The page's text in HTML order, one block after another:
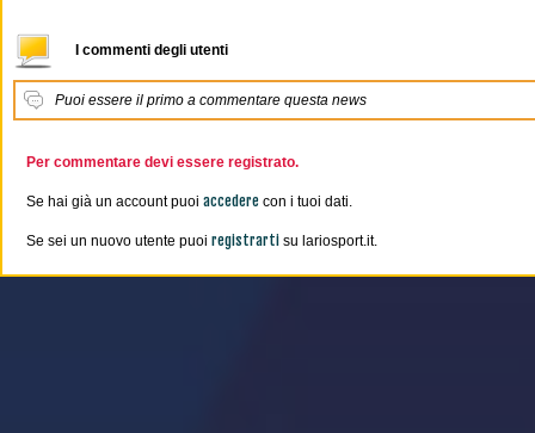
I commenti degli utenti
Puoi essere il primo a commentare questa news
Per commentare devi essere registrato.
Se hai già un account puoi accedere con i tuoi dati.
Se sei un nuovo utente puoi registrarti su lariosport.it.